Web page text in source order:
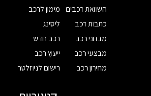
השוואת רכבים
כתבות רכב
מבחני רכב
מבצעי רכב
מחירון רכב
מימון לרכב
ליסינג
רכב חדש
ייעוץ רכב
רישום לניוזלטר